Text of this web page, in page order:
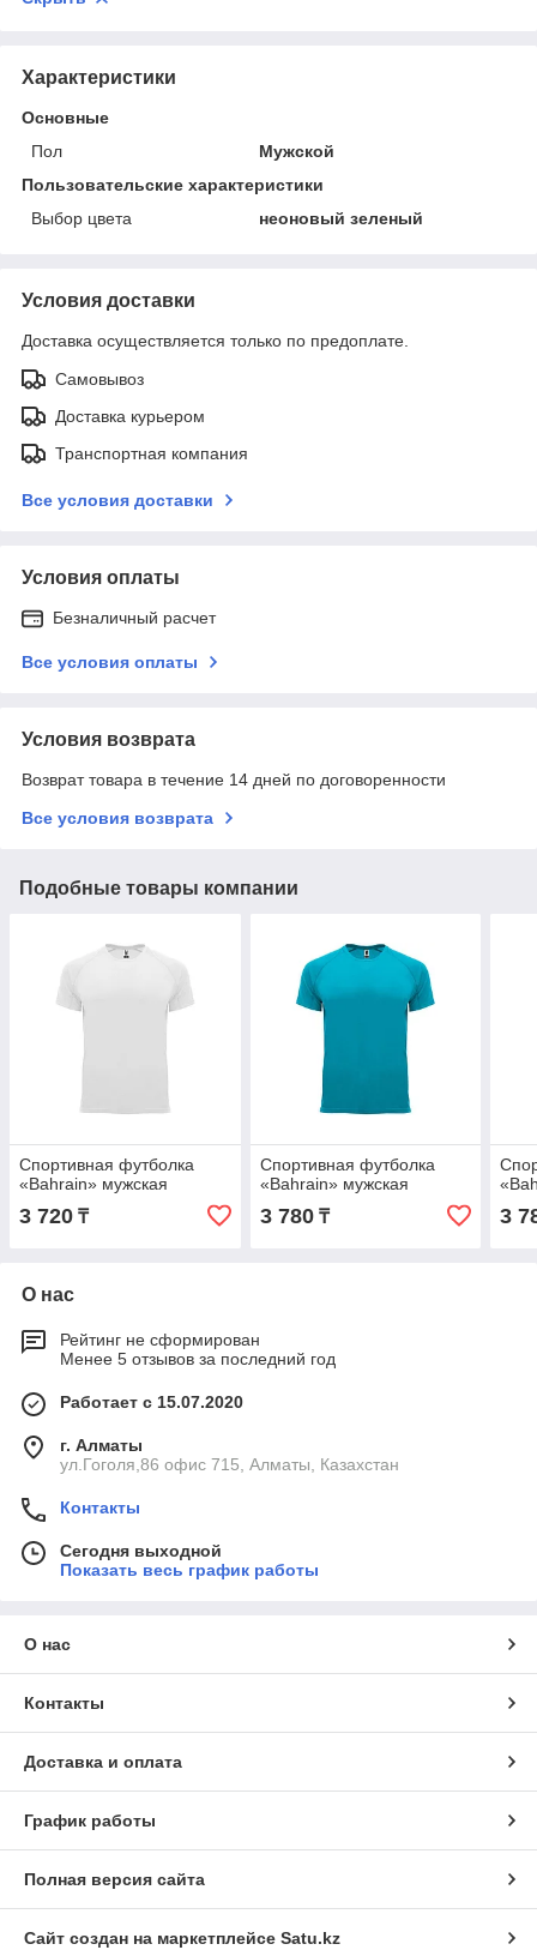
Характеристики
Основные
Пол
Мужской
Пользовательские характеристики
Выбор цвета
неоновый зеленый
Условия доставки
Доставка осуществляется только по предоплате.
Самовывоз
Доставка курьером
Транспортная компания
Все условия доставки
Условия оплаты
Безналичный расчет
Все условия оплаты
Условия возврата
Возврат товара в течение 14 дней по договоренности
Все условия возврата
Подобные товары компании
Спортивная футболка
«Bahrain» мужская
3 720 ₸
Спортивная футболка
«Bahrain» мужская
3 780₸ 3
О нас
Рейтинг не сформирован
Менее 5 отзывов за последний год
Работает с 15.07.2020
г. Алматы
ул.Гоголя,86 офис 715, Алматы, Казахстан
Контакты
Сегодня выходной
Показать весь график работы
О нас
Контакты
Доставка и оплата
График работы
Полная версия сайта
Сайт создан на маркетплейсе Satu.kz